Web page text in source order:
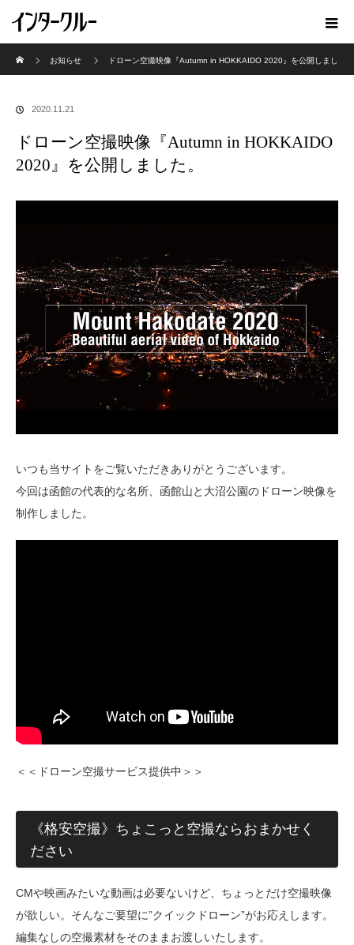
お知らせ
ドローン空撮映像『Autumn in HOKKAIDO 2020』を公開しまし
2020.11.21
ドローン空撮映像『Autumn in HOKKAIDO
2020』を公開しました。
いつも当サイトをご覧いただきありがとうございます。
今回は函館の代表的な名所、函館山と大沼公園のドローン映像を
制作しました。
＜＜ドローン空撮サービス提供中＞＞
《格安空撮》ちょこっと空撮ならおまかせく
ださい
CMや映画みたいな動画は必要ないけど、ちょっとだけ空撮映像
が欲しい。そんなご要望に”クイックドローン”がお応えします。
編集なしの空撮素材をそのままお渡しいたします。